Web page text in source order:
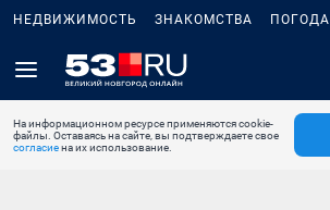
НЕДВИЖИМОСТЬ ЗНАКОМСТВА ПОГОДА
На информационном ресурсе применяются cookie-
файлы. Оставаясь на сайте, вы подтверждаете свое
согласиена их использование.